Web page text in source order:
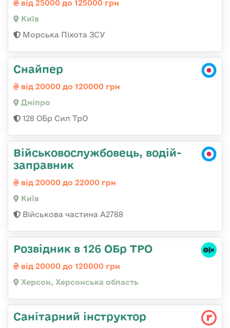
від 25000 до 125000 грн
Київ
Морська Піхота ЗСУ
Снайпер
від 20000 до 120000 грн
Дніпро
128 ОБр Сил ТрО
Військовослужбовець, водій-
заправник
від 20000 до 22000 грн
Київ
Військова частина А2788
Розвідник в 126 ОБр ТРО
від 20000 до 120000 грн
Херсон, Херсонська область
Санітарний інструктор